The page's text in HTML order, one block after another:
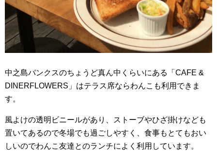
中之島バンクスのちょうど真ん中くらいにある「CAFE &
DINERFLOWERS」はテラス席ならわんこも利用できま
す。
風よけの透明ビニールがあり、ストーブやひざ掛けなども
置いてあるので冬場でも過ごしやすく、食事もとてもおい
しいのでわんこ友達とのランチによく利用しています。